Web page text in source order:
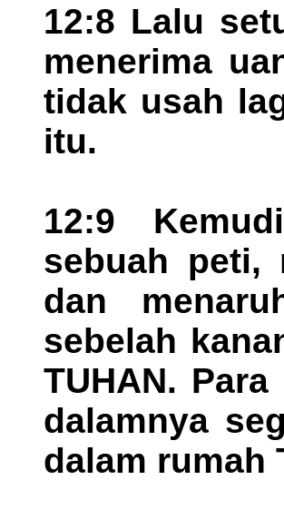
12:8 Lalu
menerima
tidak usah
itu.
12:9
sebuah peti,
dan
sebelah
TUHAN.
dalamnya
dalam rumah